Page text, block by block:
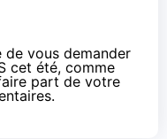
de vous demander
cet été, comme
part de votre